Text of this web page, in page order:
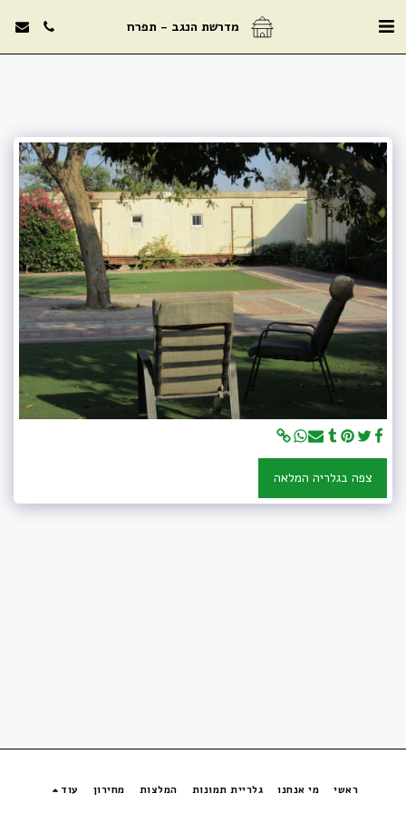
מדרשת הנגב - תפרח
צפה בגלריה המלאה
ראשי מי אנחנו גלריית תמונות המלצות מחירון עוד